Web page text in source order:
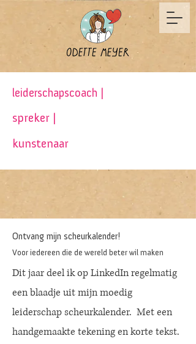
leiderschapscoach |
spreker |
kunstenaar
Ontvang mijn scheurkalender!
Voor iedereen die de wereld beter wil maken
Dit jaar deel ik op LinkedIn regelmatig
een blaadje uit mijn moedig
leiderschap scheurkalender. Met een
handgemaakte tekening en korte tekst.